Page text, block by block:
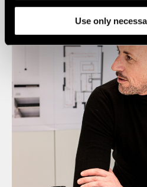
media, advertising and
Use only